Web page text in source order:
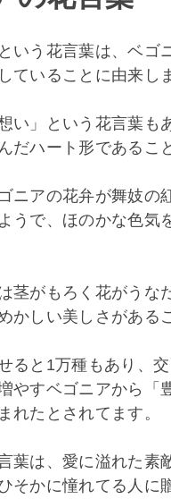
いう花言葉は、ベゴ
ていることに由来し
い」という花言葉も
だハート形であるこ
ニアの花弁が舞妓の
うで、ほのかな色気
茎がもろく花がうな
かしい美しさがある
ると1万種もあり、交
やすベゴニアから「
れたとされてます。
葉は、愛に溢れた素
そかに憧れてる人に